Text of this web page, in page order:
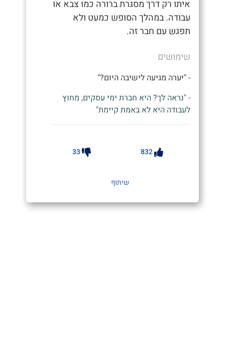
איתו רק דרך מסגרת ברורה כמו צבא או
עבודה. במהלך הסופש כמעט ולא
תפגש עם חבר זה.
שימושים
- "יערה מגיעה לישיבה היום?"
- "נראה לך? היא חברת ימי עסקים, מחוץ
לעבודה היא לא באמת קיימת"
832
33
שיתוף